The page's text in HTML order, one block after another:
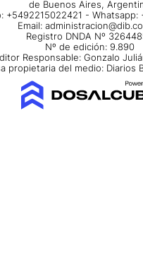
de Buenos Aires,
+5492215022421 - Whatsapp:
Email:
Registro DNDA Nº
Nº de edición: 9.890
Responsable: Gonzalo
propietaria del medio: Diarios